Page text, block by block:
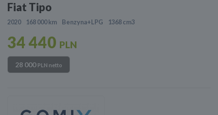
Fiat Tipo
2020 168 000 km Benzyna+LPG 1368 cm3
34 440 PLN
28 000 PLN netto